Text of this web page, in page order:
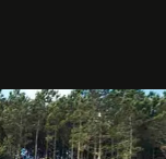
Christophe
y a déjeuné…